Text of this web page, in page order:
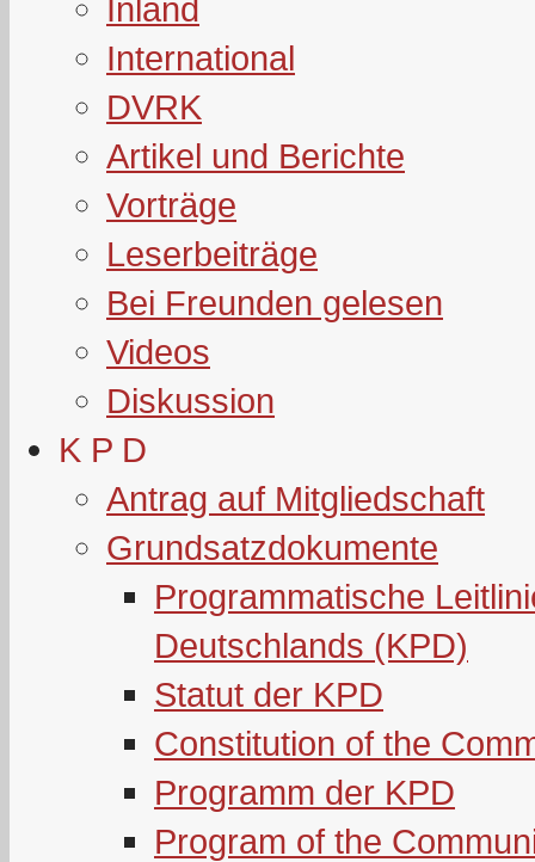
Inland
International
DVRK
Artikel und Berichte
Vorträge
Leserbeiträge
Bei Freunden gelesen
Videos
Diskussion
K P D
Antrag auf Mitgliedschaft
Grundsatzdokumente
Programmatische
Deutschlands (KPD)
Statut der KPD
Constitution of the
Programm der KPD
Program of the